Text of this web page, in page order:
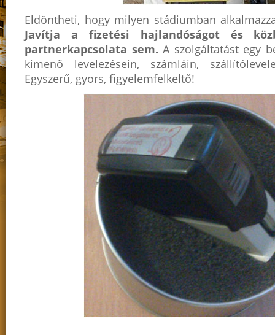
Eldöntheti, hogy milyen stádiumban
Javítja a fizetési hajlandóságot és
partnerkapcsolata sem. A szolgáltatást egy
kimenő levelezésein, számláin,
Egyszerű, gyors, figyelemfelkeltő!